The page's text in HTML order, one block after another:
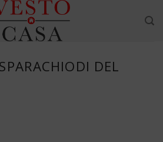
DEL